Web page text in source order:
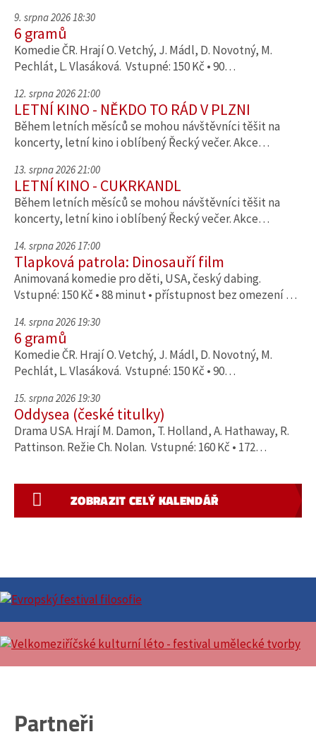
9. srpna 2026 18:30
6 gramů
Komedie ČR. Hrají O. Vetchý, J. Mádl, D. Novotný, M.
Pechlát, L. Vlasáková. Vstupné: 150 Kč • 90…
12. srpna 2026 21:00
LETNÍ KINO - NĚKDO TO RÁD V PLZNI
Během letních měsíců se mohou návštěvníci těšit na
koncerty, letní kino i oblíbený Řecký večer. Akce…
13. srpna 2026 21:00
LETNÍ KINO - CUKRKANDL
Během letních měsíců se mohou návštěvníci těšit na
koncerty, letní kino i oblíbený Řecký večer. Akce…
14. srpna 2026 17:00
Tlapková patrola: Dinosauří film
Animovaná komedie pro děti, USA, český dabing.
Vstupné: 150 Kč • 88 minut • přístupnost bez omezení …
14. srpna 2026 19:30
6 gramů
Komedie ČR. Hrají O. Vetchý, J. Mádl, D. Novotný, M.
Pechlát, L. Vlasáková. Vstupné: 150 Kč • 90…
15. srpna 2026 19:30
Oddysea (české titulky)
Drama USA. Hrají M. Damon, T. Holland, A. Hathaway, R.
Pattinson. Režie Ch. Nolan. Vstupné: 160 Kč • 172…
ZOBRAZIT CELÝ KALENDÁŘ
Partneři